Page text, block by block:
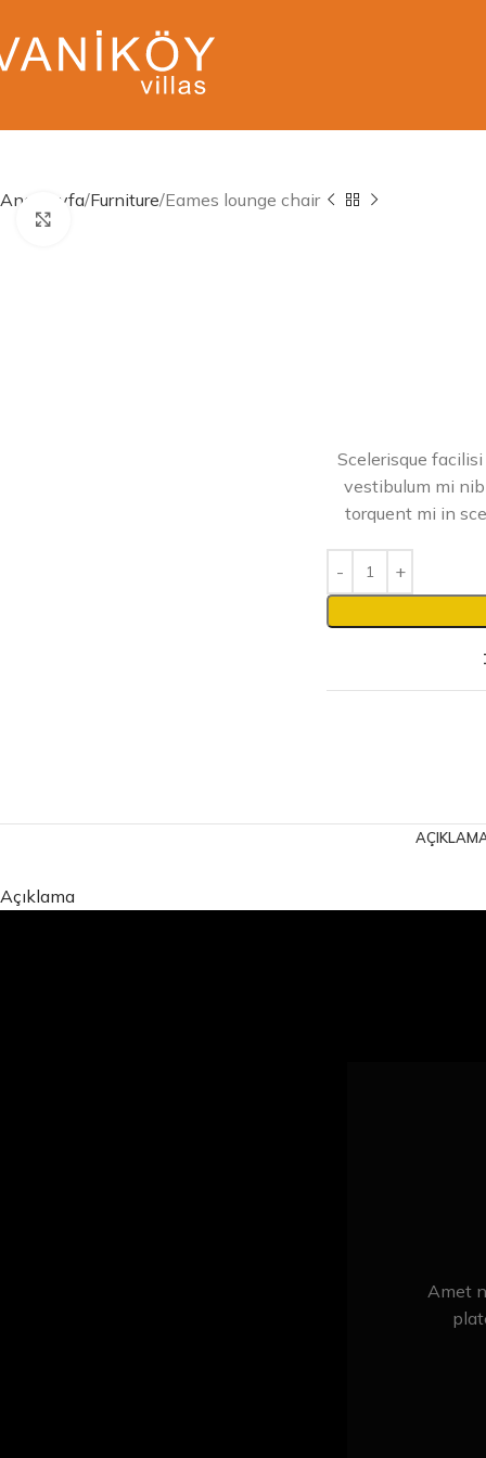
Ana Sayfa Furniture Eames lounge chair
Scelerisque
vestibulum mi
torquent mi in
Açıklama
Amet